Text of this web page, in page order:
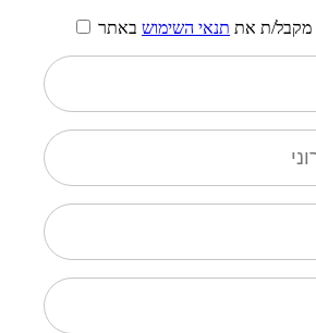
מקבל/ת את תנאי השימוש באתר